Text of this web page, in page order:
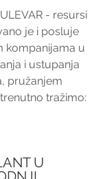
- resursi
je i posluje
kompanijama u
i ustupanja
pružanjem
tražimo:
U